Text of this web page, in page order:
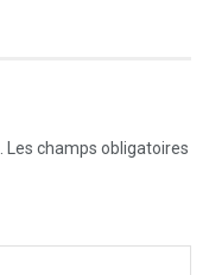
Les champs obligatoires